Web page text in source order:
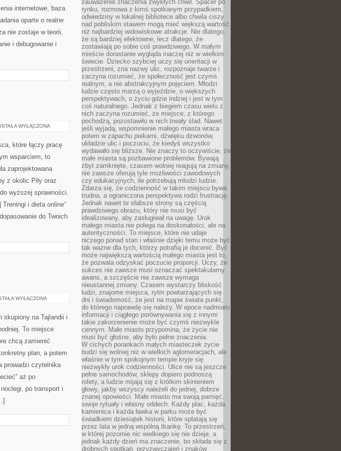
internetowe, baza
oparte o realne
nie zostaje w teorii,
i debugowanie i
WYŁĄCZONA
które łączy pracę
wsparciem, to
zaprojektowana
z okolic Piły oraz
wyższej sprawności.
Treningi i dieta online”
do Twoich
WYŁĄCZONA
skupiony na Tajlandii i
To miejsce
chcą zamienić
plan, a potem
prowadzi czytelnika
aż po
po transport i
zauważenie znaczenia zwykłych chwil. Spacer po
rynku, rozmowa z kimś spotkanym przypadkiem,
odwiedziny w lokalnej bibliotece albo chwila ciszy
nad pobliskim stawem mogą mieć większą wartość
niż najbardziej widowiskowe atrakcje. Nie dlatego,
że są bardziej efektowne, lecz dlatego, że
zostawiają po sobie coś prawdziwego. W małym
mieście dorastanie wygląda inaczej niż w wielkim
świecie. Dziecko szybciej uczy się orientacji w
przestrzeni, zna nazwy ulic, rozpoznaje twarze i
zaczyna rozumieć, że społeczność jest czymś
realnym, a nie abstrakcyjnym pojęciem. Młodzi
ludzie często marzą o wyjeździe, o większych
perspektywach, o życiu gdzie indziej i jest w tym
coś naturalnego. Jednak z biegiem czasu wielu z
nich zaczyna rozumieć, że miejsce, z którego
pochodzą, pozostawiło w nich trwały ślad. Nawet
jeśli wyjadą, wspomnienie małego miasta wraca
potem w zapachu piekarni, dźwięku dzwonów,
układzie ulic i poczuciu, że kiedyś wszystko
wydawało się bliższe. Nie znaczy to oczywiście, że
małe miasta są pozbawione problemów. Bywają
zbyt zamknięte, czasem wolniej reagują na zmiany,
nie zawsze oferują tyle możliwości zawodowych
czy edukacyjnych, ile potrzebują młodzi ludzie.
Zdarza się, że codzienność w takim miejscu bywa
trudna, a ograniczona perspektywa rodzi frustrację.
Jednak nawet te słabsze strony są częścią
prawdziwego obrazu, który nie musi być
idealizowany, aby zasługiwał na uwagę. Urok
małego miasta nie polega na doskonałości, ale na
autentyczności. To miejsce, które nie udaje
niczego ponad stan i właśnie dzięki temu może być
tak ważne dla tych, którzy potrafią je docenić. Być
może największą wartością małego miasta jest to,
że pozwala odzyskać poczucie proporcji. Uczy, że
sukces nie zawsze musi oznaczać spektakularny
awans, a szczęście nie zawsze wymaga
nieustannej zmiany. Czasem wystarczy bliskość
ludzi, znajome miejsca, rytm powtarzających się
dni i świadomość, że jest na mapie świata punkt,
do którego naprawdę się należy. W epoce nadmiaru
informacji i ciągłego porównywania się z innymi
takie zakorzenienie może być czymś niezwykle
cennym. Małe miasto przypomina, że życie nie
musi być głośne, aby było pełne znaczenia.
W cichych porankach małych miasteczek życie
budzi się wolniej niż w wielkich aglomeracjach, ale
właśnie w tym spokojnym tempie kryje się
niezwykły urok codzienności. Ulice nie są jeszcze
pełne samochodów, sklepy dopiero podnoszą
rolety, a ludzie mijają się z krótkim skinieniem
głowy, jakby wszyscy należeli do jednej, dobrze
znanej opowieści. Małe miasto ma swoją pamięć,
swoje rytuały i własny oddech. Każdy plac, każda
kamienica i każda ławka w parku może być
świadkiem dziesiątek historii, które splatają się
przez lata w jedną wspólną tkankę. To przestrzeń,
w której pozornie nic wielkiego się nie dzieje, a
jednak każdy dzień ma znaczenie, bo składa się z
drobnych spotkań, przyzwyczajeń i znaków